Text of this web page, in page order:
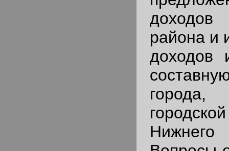
района и
доходов
города,